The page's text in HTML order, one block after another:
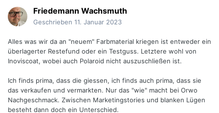
Friedemann Wachsmuth
Geschrieben 11. Januar 2023
Alles was wir da an "neuem" Farbmaterial kriegen ist entweder ein
überlagerter Restefund oder ein Testguss. Letztere wohl von
Inoviscoat, wobei auch Polaroid nicht auszuschließen ist.
Ich finds prima, dass die giessen, ich finds auch prima, dass sie
das verkaufen und vermarkten. Nur das "wie" macht bei Orwo
Nachgeschmack. Zwischen Marketingstories und blanken Lügen
besteht dann doch ein Unterschied.